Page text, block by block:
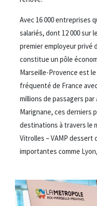
Avec 16 000 entreprises
salariés, dont 12 000 sur
premier employeur privé
constitue un pôle
Marseille-Provence est le
fréquenté de France
millions de passagers par
Marignane, ces derniers
destinations à travers le
Vitrolles – VAMP dessert
importantes comme